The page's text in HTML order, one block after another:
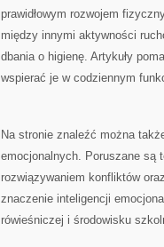
prawidłowym rozwojem
między innymi aktywności
dbania o higienę. Artykuły
wspierać je w codziennym
Na stronie znaleźć można
emocjonalnych. Poruszane są
rozwiązywaniem konfliktów
znaczenie inteligencji
rówieśniczej i środowisku